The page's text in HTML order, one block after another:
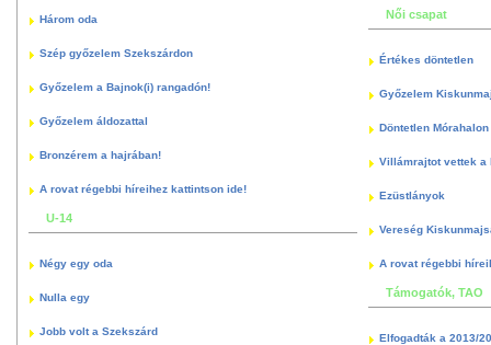
Három oda
Szép győzelem Szekszárdon
Győzelem a Bajnok(i) rangadón!
Győzelem áldozattal
Bronzérem a hajrában!
A rovat régebbi híreihez kattintson ide!
U-14
Négy egy oda
Nulla egy
Jobb volt a Szekszárd
Női csapat
Értékes döntetlen
Győzelem
Döntetlen
Villámrajtot vettek a
Ezüstlányok
Vereség
A rovat régebbi
Támogatók, TAO
Elfogadták a 2013/